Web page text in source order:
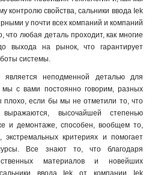
контролю свойства, сальники ввода Iek
у почти всех компаний и компаний
что любая деталь проходит, как многие
выхода на рынок, что гарантирует
системы.
является неподменной деталью для
мы с вами постоянно говорим, разных
плохо, если бы мы не отметили то, что
высочайшей степенью
и демонтаже, способен, вообщем то,
экстремальных критериях и помогает
Все знают то, что благодаря
материалов и новейших
сальники ввода Iek от компании Iek